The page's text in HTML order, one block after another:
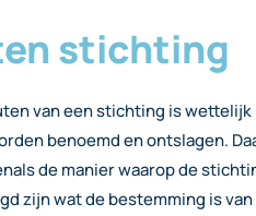
stichting
van een stichting is wettelijk
benoemd en ontslagen.
de manier waarop de
zijn wat de bestemming is